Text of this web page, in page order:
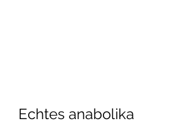
Echtes anabolika